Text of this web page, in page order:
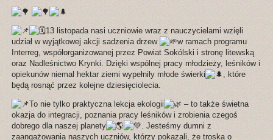
13 listopada nasi uczniowie wraz z nauczycielami wzięli
udział w wyjątkowej akcji sadzenia drzew
w ramach programu
Interreg, współorganizowanej przez Powiat Sokólski i stronę litewską
oraz Nadleśnictwo Krynki. Dzięki wspólnej pracy młodzieży, leśników i
opiekunów niemal hektar ziemi wypełniły młode świerki
, które
będą rosnąć przez kolejne dziesięciolecia.
To nie tylko praktyczna lekcja ekologii
– to także świetna
okazja do integracji, poznania pracy leśników i zrobienia czegoś
dobrego dla naszej planety
. Jesteśmy dumni z
zaangażowania naszych uczniów, którzy pokazali, że troska o